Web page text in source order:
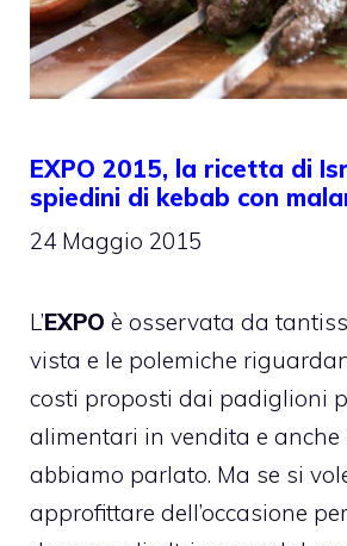
EXPO 2015, la ricetta di
spiedini di kebab con
24 Maggio 2015
L’EXPO è osservata da
vista e le polemiche
costi proposti dai padiglioni
alimentari in vendita e anche
abbiamo parlato. Ma se si
approfittare dell’occasione